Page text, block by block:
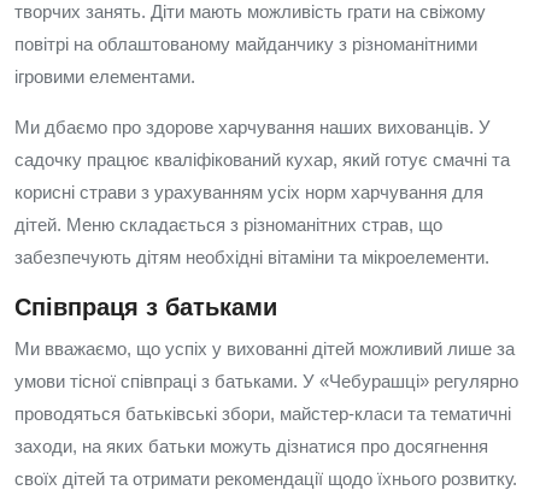
творчих занять. Діти мають можливість грати на свіжому
повітрі на облаштованому майданчику з різноманітними
ігровими елементами.
Ми дбаємо про здорове харчування наших вихованців. У
садочку працює кваліфікований кухар, який готує смачні та
корисні страви з урахуванням усіх норм харчування для
дітей. Меню складається з різноманітних страв, що
забезпечують дітям необхідні вітаміни та мікроелементи.
Співпраця з батьками
Ми вважаємо, що успіх у вихованні дітей можливий лише за
умови тісної співпраці з батьками. У «Чебурашці» регулярно
проводяться батьківські збори, майстер-класи та тематичні
заходи, на яких батьки можуть дізнатися про досягнення
своїх дітей та отримати рекомендації щодо їхнього розвитку.